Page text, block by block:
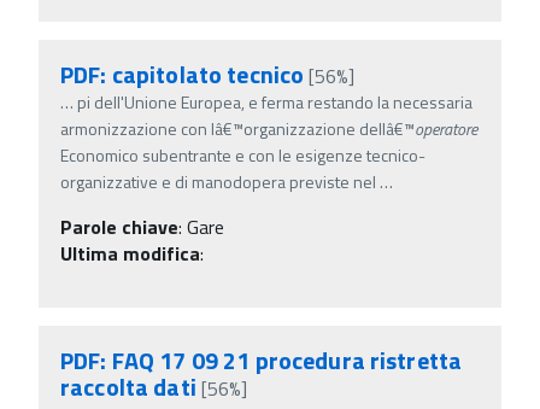
PDF: capitolato tecnico [56%]
… pi dell'Unione Europea, e ferma restando la necessaria
armonizzazione con lâ€™organizzazione dellâ€™operatore
Economico subentrante e con le esigenze tecnico-
organizzative e di manodopera previste nel …
Parole chiave: Gare
Ultima modifica:
PDF: FAQ 17 09 21 procedura ristretta
raccolta dati [56%]